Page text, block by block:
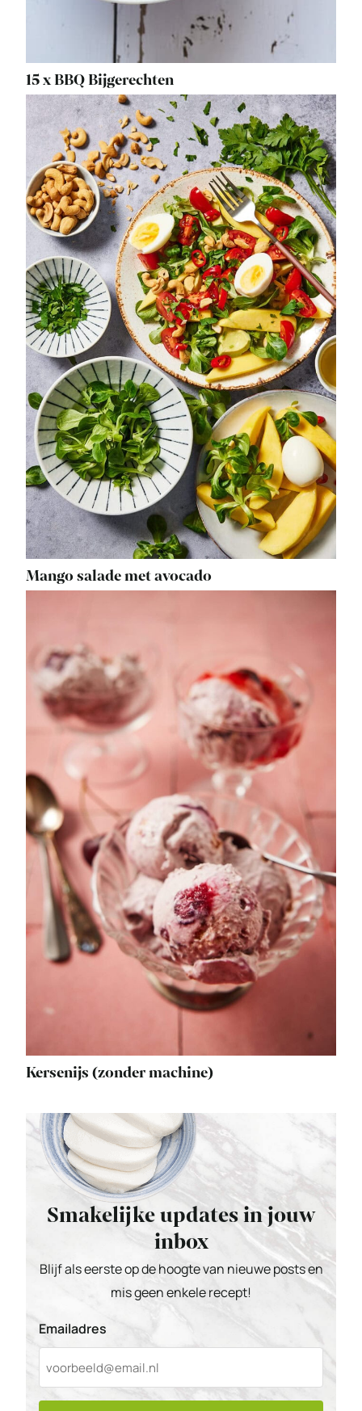
15 x BBQ Bijgerechten
Mango salade met avocado
Kersenijs (zonder machine)
Smakelijke updates in jouw
inbox
Blijf als eerste op de hoogte van nieuwe posts en
mis geen enkele recept!
Emailadres